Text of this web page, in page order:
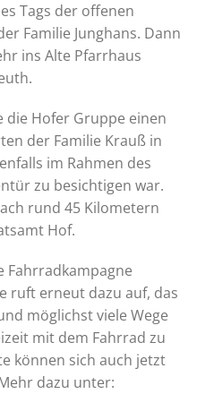
Tags der offenen
Familie Junghans. Dann
ins Alte Pfarrhaus
die Hofer Gruppe einen
der Familie Krauß in
im Rahmen des
zu besichtigen war.
rund 45 Kilometern
Hof.
Fahrradkampagne
ruft erneut dazu auf, das
möglichst viele Wege
mit dem Fahrrad zu
können sich auch jetzt
dazu unter: